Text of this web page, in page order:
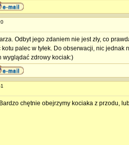
Odbyt jego zdaniem nie jest zły, co
palec w tyłek. Do obserwacji, nic
wyglądać zdrowy kociak:)
Bardzo chętnie obejrzymy kociaka z przodu,